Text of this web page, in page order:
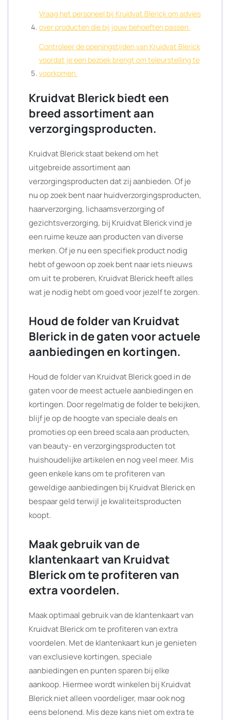
Vraag het personeel bij Kruidvat Blerick om advies
over producten die bij jouw behoeften passen.
Controleer de openingstijden van Kruidvat Blerick
voordat je een bezoek brengt om teleurstelling te
voorkomen.
Kruidvat Blerick biedt een
breed assortiment aan
verzorgingsproducten.
Kruidvat Blerick staat bekend om het
uitgebreide assortiment aan
verzorgingsproducten dat zij aanbieden. Of je
nu op zoek bent naar huidverzorgingsproducten,
haarverzorging, lichaamsverzorging of
gezichtsverzorging, bij Kruidvat Blerick vind je
een ruime keuze aan producten van diverse
merken. Of je nu een specifiek product nodig
hebt of gewoon op zoek bent naar iets nieuws
om uit te proberen, Kruidvat Blerick heeft alles
wat je nodig hebt om goed voor jezelf te zorgen.
Houd de folder van Kruidvat
Blerick in de gaten voor actuele
aanbiedingen en kortingen.
Houd de folder van Kruidvat Blerick goed in de
gaten voor de meest actuele aanbiedingen en
kortingen. Door regelmatig de folder te bekijken,
blijf je op de hoogte van speciale deals en
promoties op een breed scala aan producten,
van beauty- en verzorgingsproducten tot
huishoudelijke artikelen en nog veel meer. Mis
geen enkele kans om te profiteren van
geweldige aanbiedingen bij Kruidvat Blerick en
bespaar geld terwijl je kwaliteitsproducten
koopt.
Maak gebruik van de
klantenkaart van Kruidvat
Blerick om te profiteren van
extra voordelen.
Maak optimaal gebruik van de klantenkaart van
Kruidvat Blerick om te profiteren van extra
voordelen. Met de klantenkaart kun je genieten
van exclusieve kortingen, speciale
aanbiedingen en punten sparen bij elke
aankoop. Hiermee wordt winkelen bij Kruidvat
Blerick niet alleen voordeliger, maar ook nog
eens belonend. Mis deze kans niet om extra te